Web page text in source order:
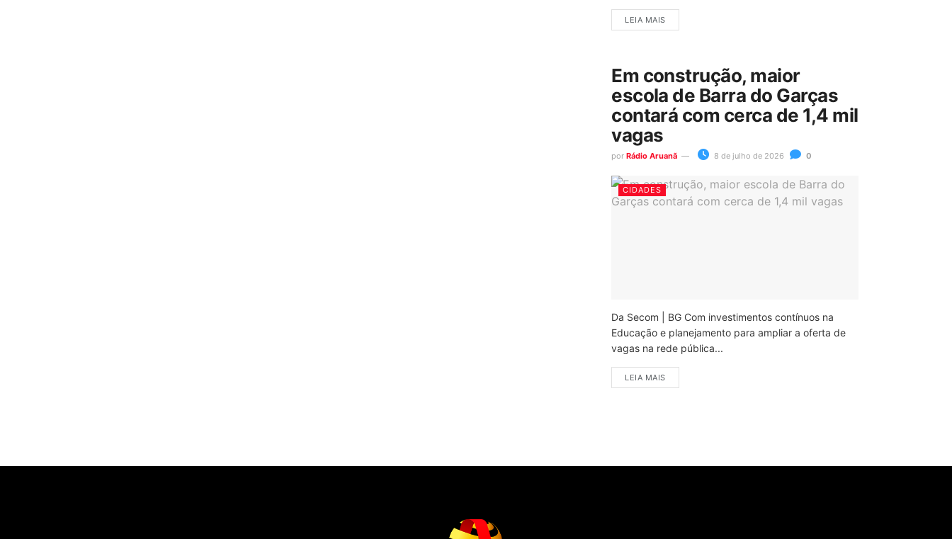
LEIA MAIS
Em construção, maior
escola de Barra do Garças
contará com cerca de 1,4 mil
vagas
por Rádio Aruanã 8 de julho de 2026 0
CIDADES
Da Secom | BG Com investimentos contínuos na
Educação e planejamento para ampliar a oferta de
vagas na rede pública...
LEIA MAIS